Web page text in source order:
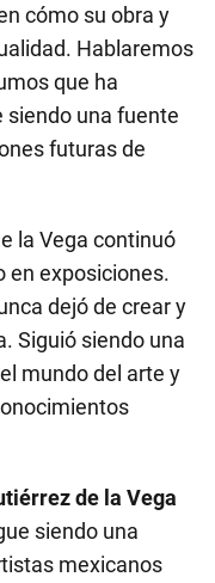
cómo su obra y
Hablaremos
que ha
siendo una fuente
futuras de
la Vega continuó
en exposiciones.
dejó de crear y
Siguió siendo una
mundo del arte y
de la Vega
siendo una
mexicanos